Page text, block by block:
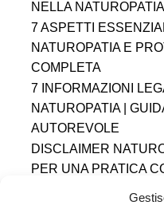
NELLA
7 ASPETTI
NATUROPATIA E
COMPLETA
7 INFORMAZIONI
NATUROPATIA |
AUTOREVOLE
DISCLAIMER
PER UNA PRATICA